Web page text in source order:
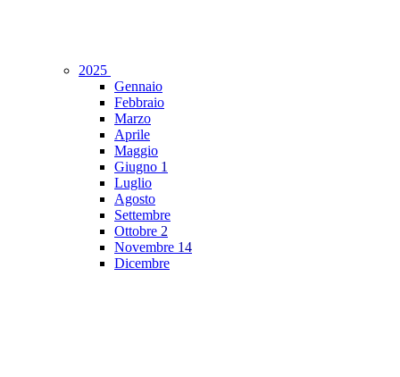
2025
Gennaio
Febbraio
Marzo
Aprile
Maggio
Giugno 1
Luglio
Agosto
Settembre
Ottobre 2
Novembre 14
Dicembre